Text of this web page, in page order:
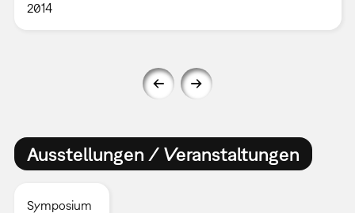
2014
Ausstellungen / Veranstaltungen
Symposium